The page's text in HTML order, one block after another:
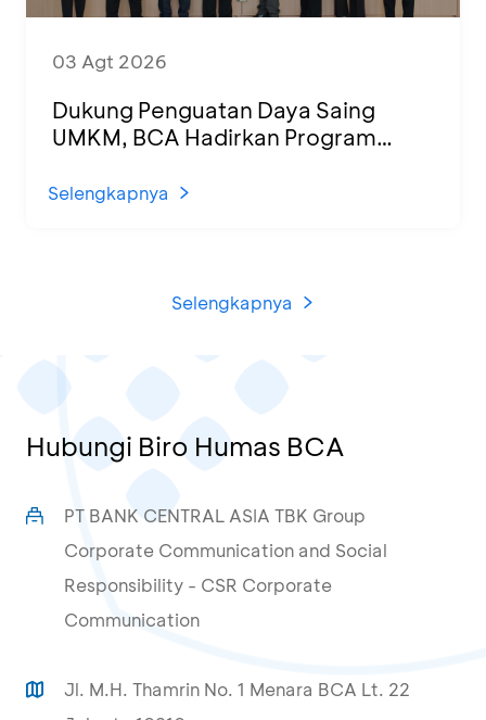
03 Agt 2026
Dukung Penguatan Daya Saing
UMKM, BCA Hadirkan Program
di KCU Tanjung Priok
Selengkapnya
Selengkapnya
Hubungi Biro Humas BCA
PT BANK CENTRAL ASIA TBK Group
Corporate Communication and Social
Responsibility - CSR Corporate
Communication
Jl. M.H. Thamrin No. 1 Menara BCA Lt. 22